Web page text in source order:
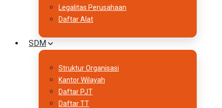
Legalitas Perusahaan
Daftar Alat
SDM
Struktur Organisasi
Kantor Wilayah
Daftar PJT
Daftar TT